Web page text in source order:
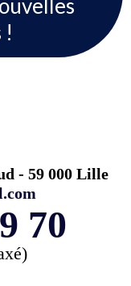
!
- 59 000 Lille
70